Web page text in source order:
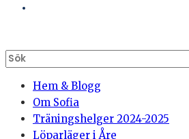
Hem & Blogg
Om Sofia
Träningshelger 2024-2025
Löparläger i Åre